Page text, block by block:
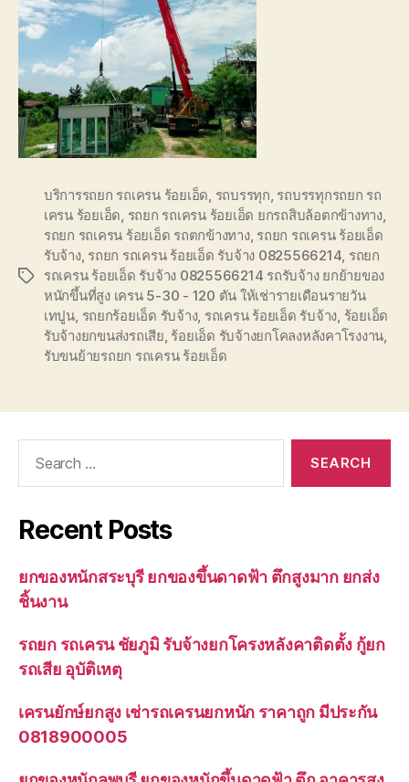
Tags
บริการรถยก รถเครน ร้อยเอ็ด, รถบรรทุก, รถบรรทุกรถยก รถ
เครน ร้อยเอ็ด, รถยก รถเครน ร้อยเอ็ด ยกรถสิบล้อตกข้างทาง,
รถยก รถเครน ร้อยเอ็ด รถตกข้างทาง, รถยก รถเครน ร้อยเอ็ด
รับจ้าง, รถยก รถเครน ร้อยเอ็ด รับจ้าง 0825566214, รถยก
รถเครน ร้อยเอ็ด รับจ้าง 0825566214 รถรับจ้าง ยกย้ายของ
หนักขึ้นที่สูง เครน 5-30 - 120 ตัน ให้เช่ารายเดือนรายวัน
เทปูน, รถยกร้อยเอ็ด รับจ้าง, รถเครน ร้อยเอ็ด รับจ้าง, ร้อยเอ็ด
รับจ้างยกขนส่งรถเสีย, ร้อยเอ็ด รับจ้างยกโคลงหลังคาโรงงาน,
รับขนย้ายรถยก รถเครน ร้อยเอ็ด
Recent Posts
ยกของหนักสระบุรี ยกของขึ้นดาดฟ้า ตึกสูงมาก ยกส่ง
ชิ้นงาน
รถยก รถเครน ชัยภูมิ รับจ้างยกโครงหลังคาติดตั้ง กู้ยก
รถเสีย อุบัติเหตุ
เครนยักษ์ยกสูง เช่ารถเครนยกหนัก ราคาถูก มีประกัน
0818900005